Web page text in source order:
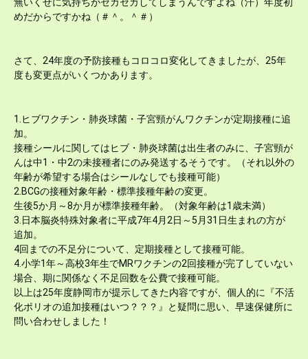
めだからですかね（＃＾。＾＃）
さて、24年度の予防接種もコロコロ変化してきましたが、25年
度も変更点がいくつかあります。
1.ヒブワクチン・肺炎球菌・子宮頸がんワクチンが定期接種に追
加。
接種シールに関してはヒブ・肺炎球菌は出生者のみに、子宮頸が
んは中1・中2の未接種者にのみ発送するそうです。（それ以外の
年齢が希望する場合はシールなしでも接種可能）
2.BCGの接種対象年齢・標準接種年齢の変更。
生後5か月～8か月が標準接種年齢。（対象年齢は1歳未満）
3.日本脳炎特殊対象者に平成7年4月2日～5月31日生まれの方が
追加。
4回までの不足分について、定期接種として接種可能。
4.小学1年～高校3年生でMRワクチンの2回接種が完了していない
場合、期に関係なく不足回数を公費で接種可能。
以上は25年度静岡市が提示してきた内容ですが、個人的に『不活
化ポリオの追加接種はいつ？？？』と疑問に思い、早速保健所に
問い合わせしました！